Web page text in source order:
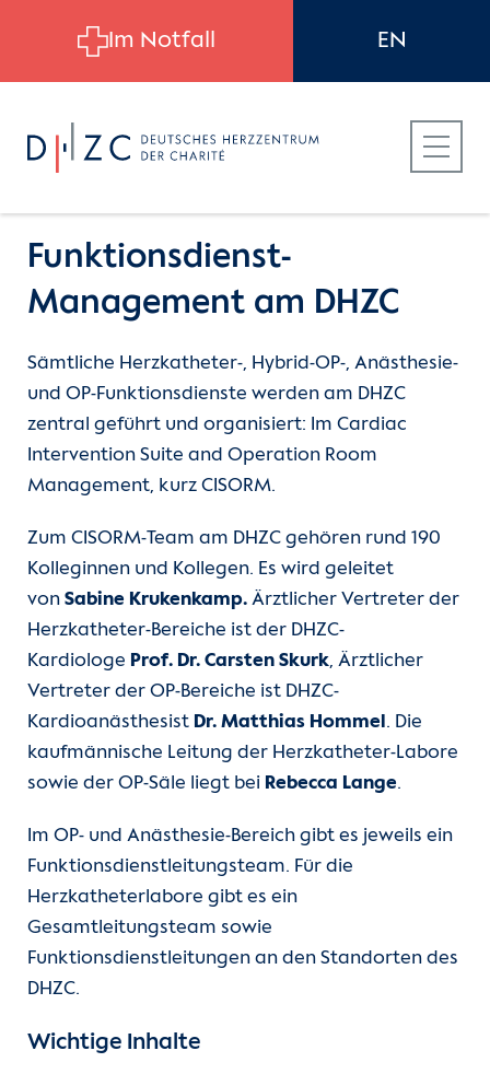
Für Zuweiser:innen
Für Bewerber:innen
Einheiten
Pflegedienst
Funktionsdienste(current)
(MVZ)
Structural Heart Interventions
Program (SHIP)
Kardiovaskuläre Telemedizin
Kardiovaskuläre Bildgebung
Entwicklungspädiatrie
Für Patient:innen
Für Zuweiser:innen
Karriere
Herzatlas
Funktionsdienst-
Management am DHZC
Sämtliche Herzkatheter-, Hybrid-OP-, Anästhesie-
und OP-Funktionsdienste werden am DHZC
zentral geführt und organisiert: Im Cardiac
Intervention Suite and Operation Room
Management, kurz CISORM.
Zum CISORM-Team am DHZC gehören rund 190
Kolleginnen und Kollegen. Es wird geleitet
von Sabine Krukenkamp. Ärztlicher Vertreter der
Herzkatheter-Bereiche ist der DHZC-
Kardiologe Prof. Dr. Carsten Skurk, Ärztlicher
Vertreter der OP-Bereiche ist DHZC-
Kardioanästhesist Dr. Matthias Hommel. Die
kaufmännische Leitung der Herzkatheter-Labore
sowie der OP-Säle liegt bei Rebecca Lange.
Im OP- und Anästhesie-Bereich gibt es jeweils ein
Funktionsdienstleitungsteam. Für die
Herzkatheterlabore gibt es ein
Gesamtleitungsteam sowie
Funktionsdienstleitungen an den Standorten des
DHZC.
Wichtige Inhalte
Im Notfall EN